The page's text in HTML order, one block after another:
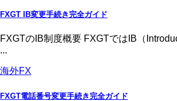
FXGT IB変更手続き完全ガイド
FXGTのIB制度概要 FXGTではIB（
...
海外FX
FXGT電話番号変更手続き完全ガイド